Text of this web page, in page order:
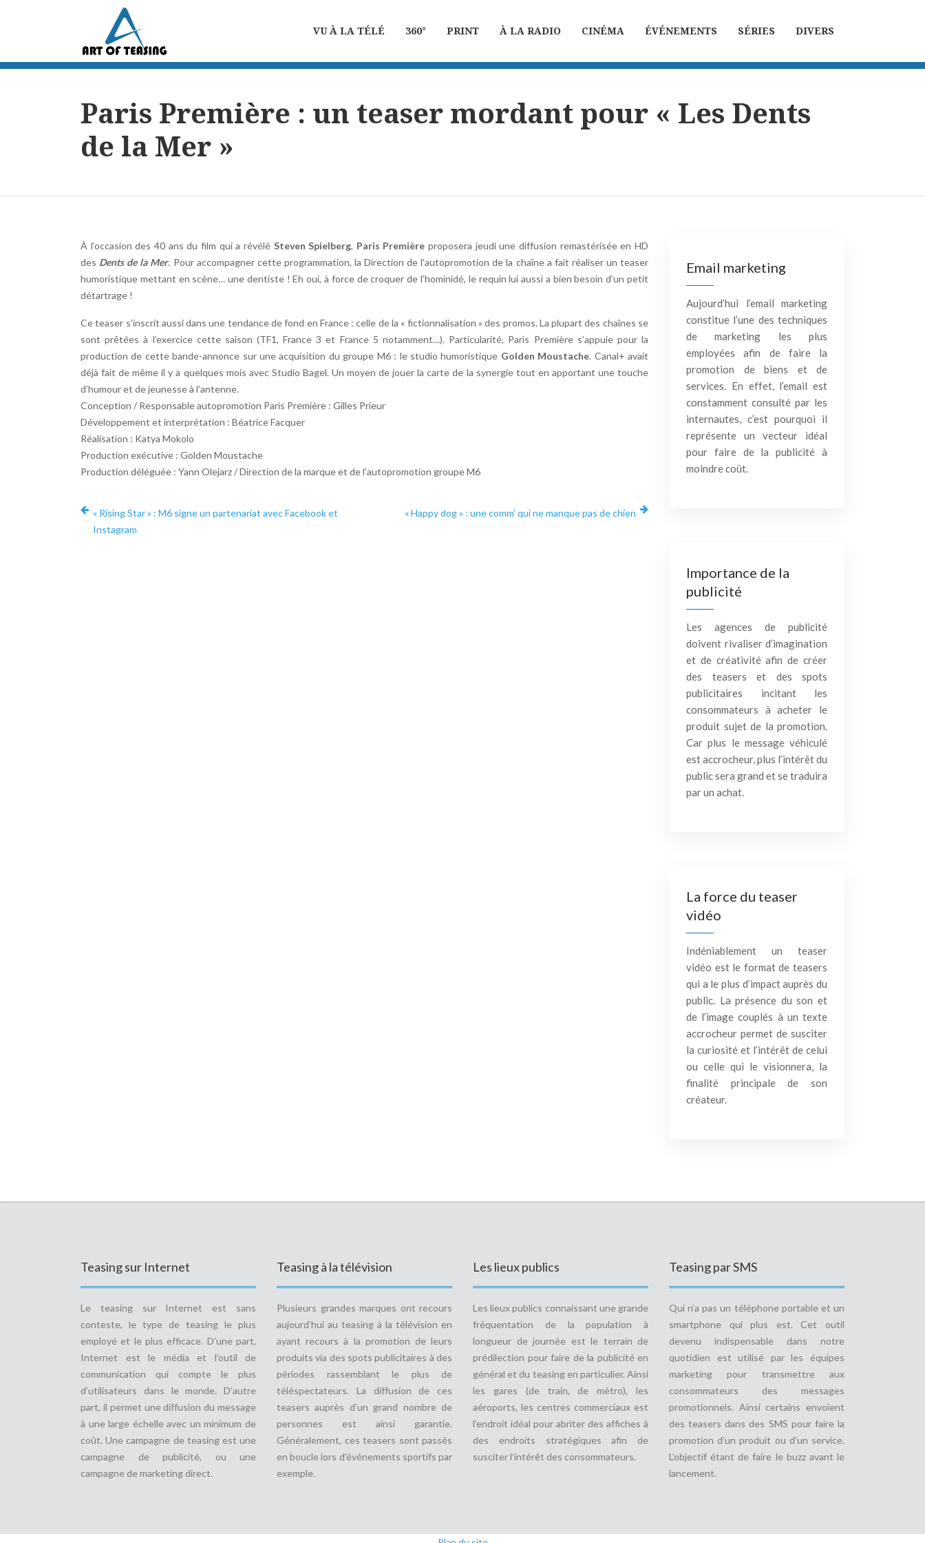
VU À LA TÉLÉ 360° PRINT À LA RADIO CINÉMA ÉVÉNEMENTS SÉRIES DIVERS
Paris Première : un teaser mordant pour « Les Dents
de la Mer »
À l’occasion des 40 ans du film qui a révélé Steven Spielberg, Paris Première proposera jeudi une diffusion remastérisée en HD
des Dents de la Mer. Pour accompagner cette programmation, la Direction de l’autopromotion de la chaîne a fait réaliser un teaser
humoristique mettant en scène… une dentiste ! Eh oui, à force de croquer de l’hominidé, le requin lui aussi a bien besoin d’un petit
détartrage !
Ce teaser s’inscrit aussi dans une tendance de fond en France : celle de la « fictionnalisation » des promos. La plupart des chaînes se
sont prêtées à l’exercice cette saison (TF1, France 3 et France 5 notamment…). Particularité, Paris Première s’appuie pour la
production de cette bande-annonce sur une acquisition du groupe M6 : le studio humoristique Golden Moustache. Canal+ avait
déjà fait de même il y a quelques mois avec Studio Bagel. Un moyen de jouer la carte de la synergie tout en apportant une touche
d’humour et de jeunesse à l’antenne.
Conception / Responsable autopromotion Paris Première : Gilles Prieur
Développement et interprétation : Béatrice Facquer
Réalisation : Katya Mokolo
Production exécutive : Golden Moustache
Production déléguée : Yann Olejarz / Direction de la marque et de l’autopromotion groupe M6
« Rising Star » : M6 signe un partenariat avec Facebook et
Instagram
« Happy dog » : une comm’ qui ne manque pas de chien
Email marketing
Aujourd’hui l’email marketing
constitue l’une des techniques
de marketing les plus
employées afin de faire la
promotion de biens et de
services. En effet, l’email est
constamment consulté par les
internautes, c’est pourquoi il
représente un vecteur idéal
pour faire de la publicité à
moindre coût.
Importance de la
publicité
Les agences de publicité
doivent rivaliser d’imagination
et de créativité afin de créer
des teasers et des spots
publicitaires incitant les
consommateurs à acheter le
produit sujet de la promotion.
Car plus le message véhiculé
est accrocheur, plus l’intérêt du
public sera grand et se traduira
par un achat.
La force du teaser
vidéo
Indéniablement un teaser
vidéo est le format de teasers
qui a le plus d’impact auprès du
public. La présence du son et
de l’image couplés à un texte
accrocheur permet de susciter
la curiosité et l’intérêt de celui
ou celle qui le visionnera, la
finalité principale de son
créateur.
Teasing sur Internet
Le teasing sur Internet est sans
conteste, le type de teasing le plus
employé et le plus efficace. D’une part,
Internet est le média et l’outil de
communication qui compte le plus
d’utilisateurs dans le monde. D’autre
part, il permet une diffusion du message
à une large échelle avec un minimum de
coût. Une campagne de teasing est une
campagne de publicité, ou une
campagne de marketing direct.
Teasing à la télévision
Plusieurs grandes marques ont recours
aujourd’hui au teasing à la télévision en
ayant recours à la promotion de leurs
produits via des spots publicitaires à des
périodes rassemblant le plus de
téléspectateurs. La diffusion de ces
teasers auprès d’un grand nombre de
personnes est ainsi garantie.
Généralement, ces teasers sont passés
en boucle lors d’événements sportifs par
exemple.
Les lieux publics
Les lieux publics connaissant une grande
fréquentation de la population à
longueur de journée est le terrain de
prédilection pour faire de la publicité en
général et du teasing en particulier. Ainsi
les gares (de train, de métro), les
aéroports, les centres commerciaux est
l’endroit idéal pour abriter des affiches à
des endroits stratégiques afin de
susciter l’intérêt des consommateurs.
Teasing par SMS
Qui n’a pas un téléphone portable et un
smartphone qui plus est. Cet outil
devenu indispensable dans notre
quotidien est utilisé par les équipes
marketing pour transmettre aux
consommateurs des messages
promotionnels. Ainsi certains envoient
des teasers dans des SMS pour faire la
promotion d’un produit ou d’un service.
L’objectif étant de faire le buzz avant le
lancement.